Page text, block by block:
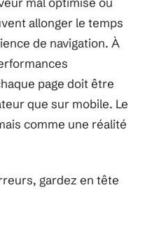
allonger le temps
de navigation. À
page doit être
que sur mobile. Le
comme une réalité
gardez en tête